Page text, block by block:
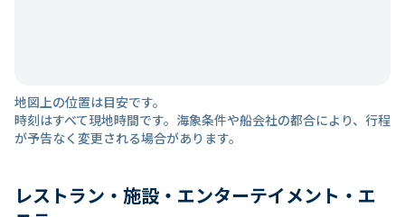
地図上の位置は目安です。
時刻はすべて現地時間です。海象条件や船会社の都合により、行程
が予告なく変更される場合があります。
レストラン・施設・エンターテイメント・エ